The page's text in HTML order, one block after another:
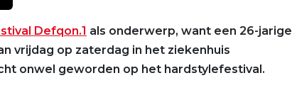
Defqon.1 als onderwerp, want een 26-jarige
vrijdag op zaterdag in het ziekenhuis
onwel geworden op het hardstylefestival.